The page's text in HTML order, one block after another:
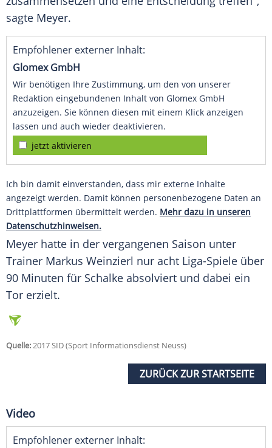
sagte Meyer.
Empfohlener externer Inhalt:
Glomex GmbH
Wir benötigen Ihre Zustimmung, um den von unserer
Redaktion eingebundenen Inhalt von Glomex GmbH
anzuzeigen. Sie können diesen mit einem Klick anzeigen
lassen und auch wieder deaktivieren.
jetzt aktivieren
Ich bin damit einverstanden, dass mir externe Inhalte
angezeigt werden. Damit können personenbezogene Daten an
Drittplattformen übermittelt werden. Mehr dazu in unseren
Datenschutzhinweisen.
Meyer hatte in der vergangenen Saison unter
Trainer Markus Weinzierl nur acht Liga-Spiele über
90 Minuten für Schalke absolviert und dabei ein
Tor erzielt.
Quelle:2017 SID (Sport Informationsdienst Neuss)
ZURÜCK ZUR STARTSEITE
Video
Empfohlener externer Inhalt: